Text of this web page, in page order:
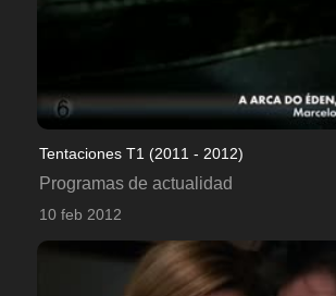
Tentaciones T1 (2011 - 2012)
Programas de actualidad
10 feb 2012